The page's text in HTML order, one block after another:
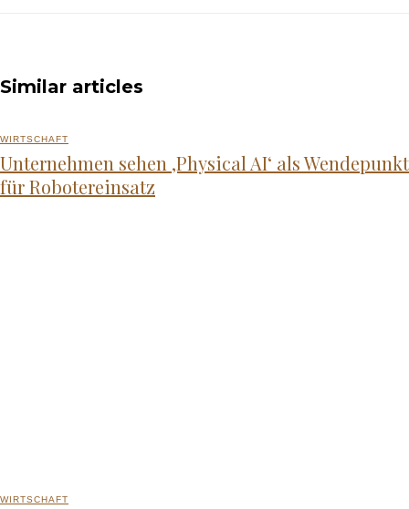
Similar articles
WIRTSCHAFT
Unternehmen sehen ‚Physical AI‘ als Wendepunkt
für Robotereinsatz
WIRTSCHAFT